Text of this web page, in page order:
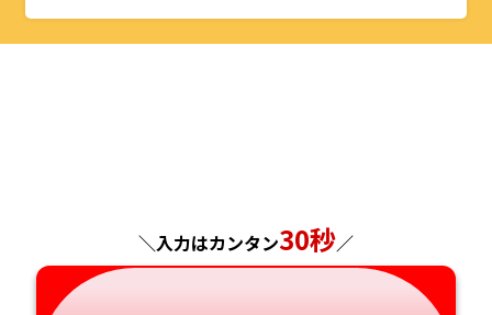
山形県
千葉県
福井県
静岡県
京都府
和歌山県
島根県
徳島県
福岡県
大分県
＼入力はカンタン30秒／